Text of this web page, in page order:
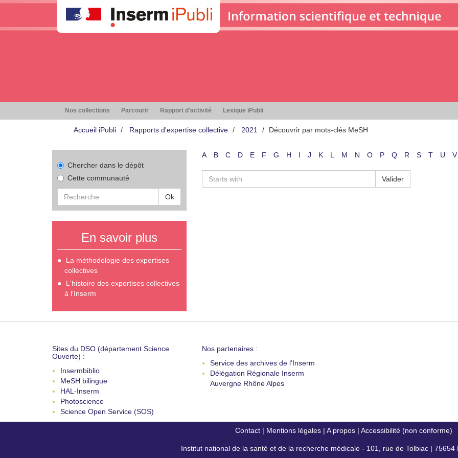
Nos collections Parcourir Rapport d'activité Lexique iPubli
Accueil iPubli Rapports d'expertise collective 2021 Découvrir par mots-clés MeSH
Chercher dans le dépôt
Cette communauté
Ok
En savoir plus
La méthodologie des expertises
collectives
L'histoire des expertises collectives
à l'Inserm
A B C D E F G H I J K L M N O P Q R S T U V
Valider
Sites du DSO (département Science
Ouverte) :
Insermbiblio
MeSH bilingue
HAL-Inserm
Photoscience
Science Open Service (SOS)
Nos partenaires :
Service des archives de l'Inserm
Délégation Régionale Inserm
Auvergne Rhône Alpes
Contact| Mentions légales| A propos| Accessibilité (non conforme)
Institut national de la santé et de la recherche médicale - 101, rue de Tolbiac | 75654